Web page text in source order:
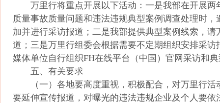
万里行将重点开展以下活动：一是我部在开展两
质量事故质量问题和违法违规典型案例调查处理时，
加并进行采访报道；二是我部提供典型案例线索，请
道；三是万里行组委会根据需要不定期组织安排采访
媒体单位自行组织FH在线平台（中国）官网采访和
五、有关要求
（一）各地要高度重视，积极配合，对万里行活
要延伸宣传报道，对曝光的违法违规企业及个人要依